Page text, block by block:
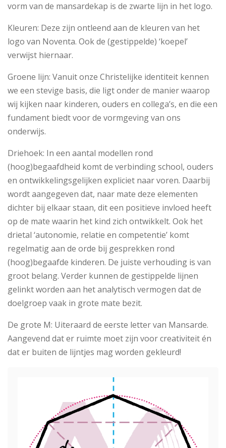
vorm van de mansardekap is de zwarte lijn in het logo.
Kleuren: Deze zijn ontleend aan de kleuren van het
logo van Noventa. Ook de (gestippelde) ‘koepel’
verwijst hiernaar.
Groene lijn: Vanuit onze Christelijke identiteit kennen
we een stevige basis, die ligt onder de manier waarop
wij kijken naar kinderen, ouders en collega’s, en die een
fundament biedt voor de vormgeving van ons
onderwijs.
Driehoek: In een aantal modellen rond
(hoog)begaafdheid komt de verbinding school, ouders
en ontwikkelingsgelijken expliciet naar voren. Daarbij
wordt aangegeven dat, naar mate deze elementen
dichter bij elkaar staan, dit een positieve invloed heeft
op de mate waarin het kind zich ontwikkelt. Ook het
drietal ‘autonomie, relatie en competentie’ komt
regelmatig aan de orde bij gesprekken rond
(hoog)begaafde kinderen. De juiste verhouding is van
groot belang. Verder kunnen de gestippelde lijnen
gelinkt worden aan het analytisch vermogen dat de
doelgroep vaak in grote mate bezit.
De grote M: Uiteraard de eerste letter van Mansarde.
Aangevend dat er ruimte moet zijn voor creativiteit én
dat er buiten de lijntjes mag worden gekleurd!